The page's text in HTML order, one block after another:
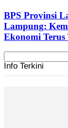
BPS Provinsi
Lampung:
Ekonomi Terus
Info Terkini